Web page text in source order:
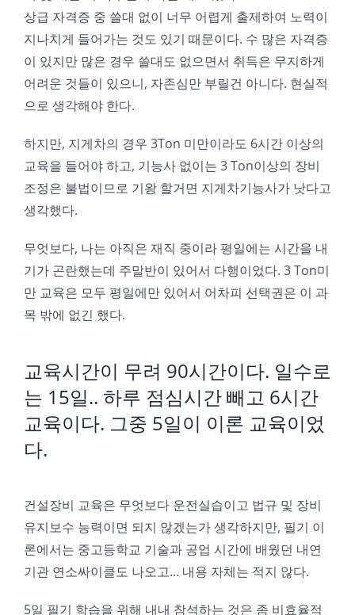
상급 자격증 중 쓸대 없이 너무 어렵게 출제하여 노력이
지나치게 들어가는 것도 있기 때문이다. 수 많은 자격증
이 있지만 많은 경우 쓸대도 없으면서 취득은 무지하게
어려운 것들이 있으니, 자존심만 부릴건 아니다. 현실적
으로 생각해야 한다.
하지만, 지게차의 경우 3Ton 미만이라도 6시간 이상의
교육을 들어야 하고, 기능사 없이는 3 Ton이상의 장비
조정은 불법이므로 기왕 할거면 지게차기능사가 낫다고
생각했다.
무엇보다, 나는 아직은 재직 중이라 평일에는 시간을 내
기가 곤란했는데 주말반이 있어서 다행이었다. 3 Ton미
만 교육은 모두 평일에만 있어서 어차피 선택권은 이 과
목 밖에 없긴 했다.
교육시간이 무려 90시간이다. 일수로
는 15일.. 하루 점심시간 빼고 6시간
교육이다. 그중 5일이 이론 교육이었
다.
건설장비 교육은 무엇보다 운전실습이고 법규 및 장비
유지보수 능력이면 되지 않겠는가 생각하지만, 필기 이
론에서는 중고등학교 기술과 공업 시간에 배웠던 내연
기관 연소싸이클도 나오고… 내용 자체는 적지 않다.
5일 필기 학습을 위해 내내 참석하는 것은 좀 비효율적